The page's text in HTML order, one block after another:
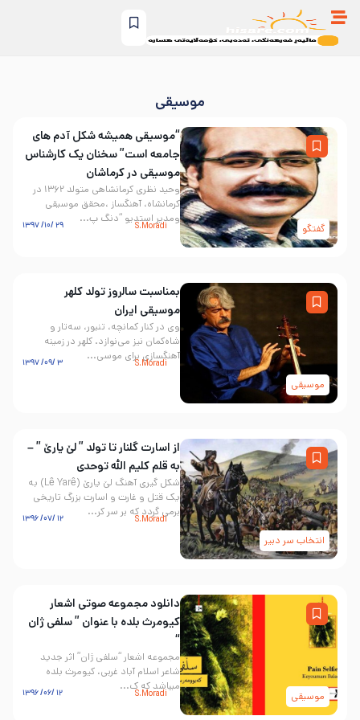
موسیقی
گفتگو
“موسیقی همیشه شکل آدم های
جامعه است” سخنان یک کارشناس
موسیقی در کرماشان
وحید نظری کرمانشاهی متولد ۱۳۶۲ در
کرمانشاه، آهنگساز ،محقق موسیقی
ومدیر استدیو “دنگ پ...
S.Moradi ۲۹ /۱۰/ ۱۳۹۷
موسیقی
بمناسبت سالروز تولد کلهر
موسیقی ایران
وی در کنار کمانچه، تنبور، سه‌تار و
شاه‌کمان نیز می‌نوازد. کلهر در زمینه
آهنگسازی برای موسی...
S.Moradi ۳ /۰۹/ ۱۳۹۷
انتخاب سر دبیر
از اسارت گلنار تا تولد ” لێ یارێ ” –
به قلم کلیم الله توحدی
شکل گیری آهنگ لێ یارێ (Lê Yarê) به
یک قتل و غارت و اسارت بزرگ تاریخی
برمی گردد که بر سر کر...
S.Moradi ۱۲ /۰۷/ ۱۳۹۶
موسیقی
دانلود مجموعه صوتی اشعار
کیومرث بلده با عنوان ” سلفی ژان
“
مجموعه اشعار “سلفی ژان” اثر جدید
شاعر اسلام آباد غربی، کیومرث بلده
میباشد که ک...
S.Moradi ۱۲ /۰۶/ ۱۳۹۶